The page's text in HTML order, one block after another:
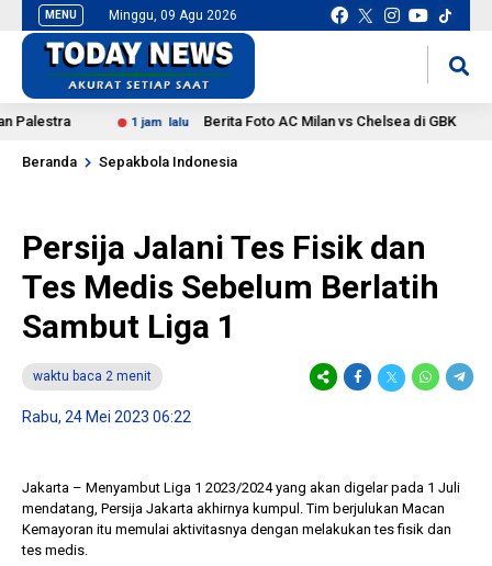
MENU Minggu, 09 Agu 2026
1 jam lalu Berita Foto AC Milan vs Chelsea di GBK
Beranda Sepakbola Indonesia
Persija Jalani Tes Fisik dan
Tes Medis Sebelum Berlatih
Sambut Liga 1
waktu baca 2 menit
Rabu, 24 Mei 2023 06:22
Jakarta – Menyambut Liga 1 2023/2024 yang akan digelar pada 1 Juli
mendatang, Persija Jakarta akhirnya kumpul. Tim berjulukan Macan
Kemayoran itu memulai aktivitasnya dengan melakukan tes fisik dan
tes medis.1 tahun lalu